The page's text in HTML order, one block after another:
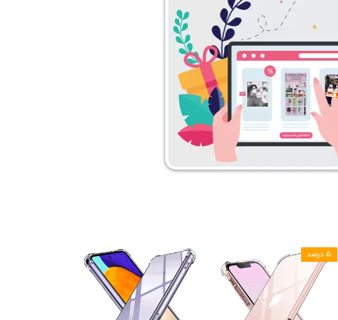
۵ درصد ۵ درصد